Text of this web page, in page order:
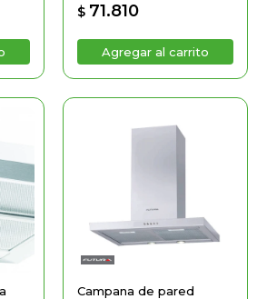
$ 71.810
Campana de pared